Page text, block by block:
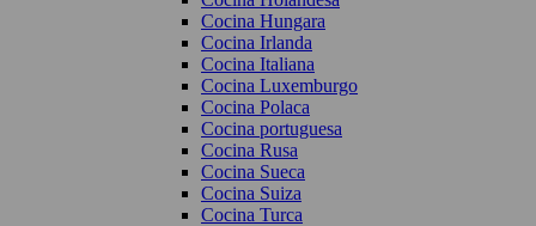
Cocina Hungara
Cocina Irlanda
Cocina Italiana
Cocina Luxemburgo
Cocina Polaca
Cocina portuguesa
Cocina Rusa
Cocina Sueca
Cocina Suiza
Cocina Turca